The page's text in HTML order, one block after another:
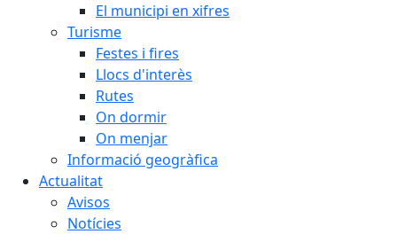
El municipi en xifres
Turisme
Festes i fires
Llocs d'interès
Rutes
On dormir
On menjar
Informació geogràfica
Actualitat
Avisos
Notícies